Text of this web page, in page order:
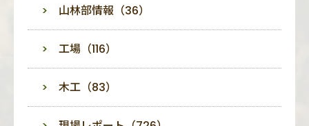
山林部情報（36）
工場（116）
木工（83）